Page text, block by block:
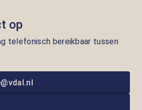
op
telefonisch bereikbaar tussen